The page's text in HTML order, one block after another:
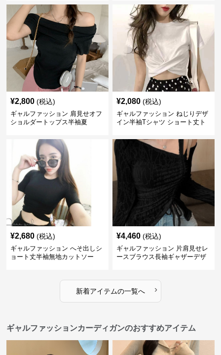
¥2,800 (税込)
ギャルファッション 肩見せオフ
ショルダートップス半袖夏
¥2,080 (税込)
ギャルファッション ねじりデザ
イン半袖Tシャツ ショート丈ト
¥2,680 (税込)
ギャルファッション へそ出しシ
ョート丈半袖無地カットソー
¥4,460 (税込)
ギャルファッション 片肩見せレ
ースブラウス長袖ギャザーデザ
新着アイテムの一覧へ ›
ギャルファッションカーディガンのおすすめアイテム